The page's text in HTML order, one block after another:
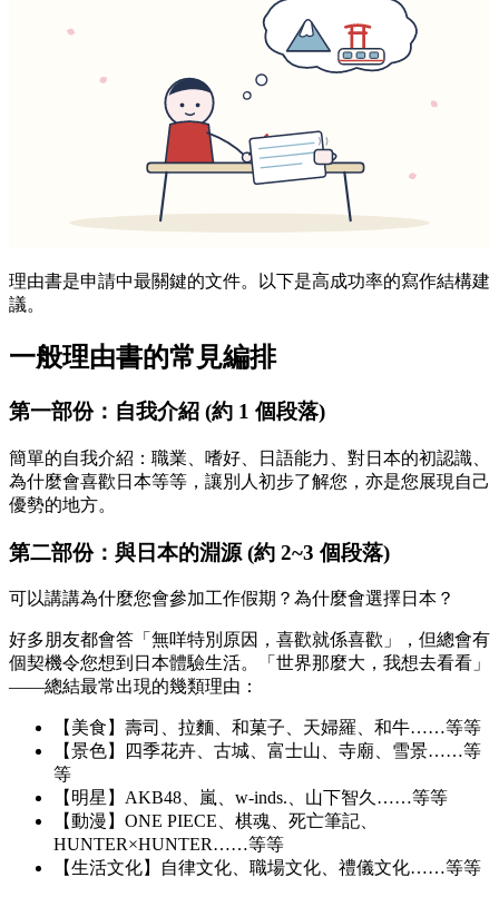
理由書是申請中最關鍵的文件。以下是高成功率的寫作結構建
議。
一般理由書的常見編排
第一部份：自我介紹 (約 1 個段落)
簡單的自我介紹：職業、嗜好、日語能力、對日本的初認識、
為什麼會喜歡日本等等，讓別人初步了解您，亦是您展現自己
優勢的地方。
第二部份：與日本的淵源 (約 2~3 個段落)
可以講講為什麼您會參加工作假期？為什麼會選擇日本？
好多朋友都會答「無咩特別原因，喜歡就係喜歡」，但總會有
個契機令您想到日本體驗生活。「世界那麼大，我想去看看」
——總結最常出現的幾類理由：
【美食】壽司、拉麵、和菓子、天婦羅、和牛……等等
【景色】四季花卉、古城、富士山、寺廟、雪景……等
等
【明星】AKB48、嵐、w-inds.、山下智久……等等
【動漫】ONE PIECE、棋魂、死亡筆記、
HUNTER×HUNTER……等等
【生活文化】自律文化、職場文化、禮儀文化……等等